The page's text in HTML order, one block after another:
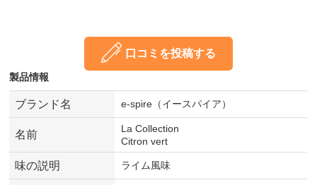
口コミを投稿する
製品情報
ブランド名 e-spire（イースパイア）
名前
La Collection
Citron vert
味の説明 ライム風味